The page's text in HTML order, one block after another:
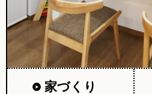
家づくり